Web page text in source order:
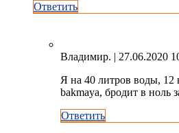
Ответить
Владимир. | 27.06.2020
Я на 40 литров воды, 12
bakmaya, бродит в ноль
Ответить